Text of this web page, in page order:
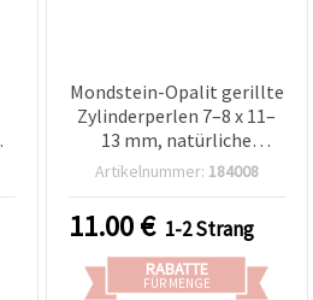
Mondstein-Opalit gerillte
Zylinderperlen 7–8 x 11–
13 mm, natürliche
Edelsteine, Strang 30–31
(gemischt) – für DIY
Schmuckherstellung &
Basteln
Artikelnummer: 184008
11.00€ 1-2 Strang
RABATTE
FÜR MENGE